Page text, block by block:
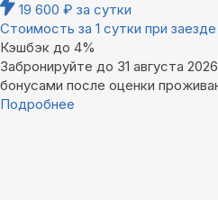
19 600 ₽ за сутки
Стоимость за 1 сутки при
Кэшбэк до 4%
Забронируйте до 31 августа
бонусами после оценки
Подробнее